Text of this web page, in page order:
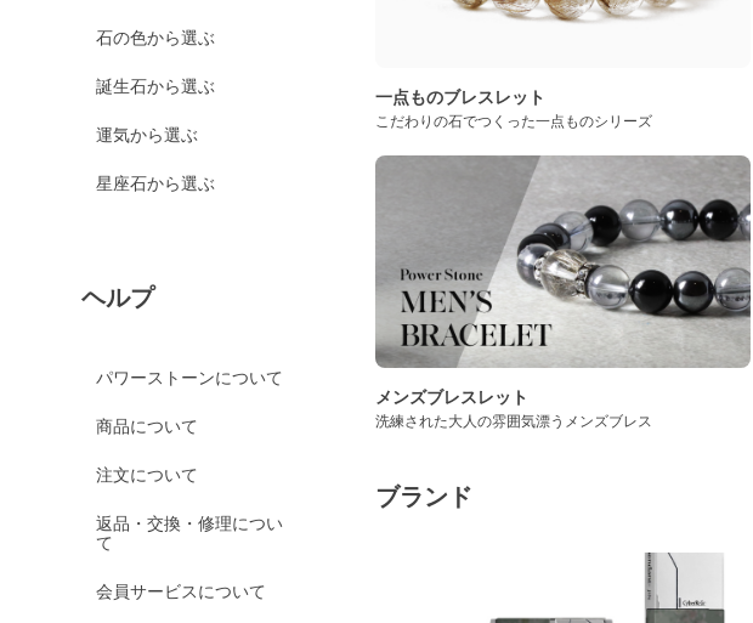
石の色から選ぶ
誕生石から選ぶ
運気から選ぶ
星座石から選ぶ
ヘルプ
パワーストーンについて
商品について
注文について
返品・交換・修理につい
て
会員サービスについて
一点ものブレスレット
こだわりの石でつくった一点ものシリーズ
メンズブレスレット
洗練された大人の雰囲気漂うメンズブレス
ブランド